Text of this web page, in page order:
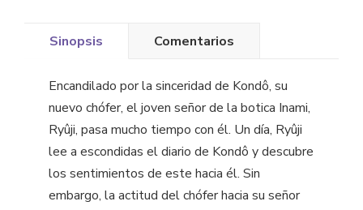
Sinopsis Comentarios
Encandilado por la sinceridad de Kondô, su
nuevo chófer, el joven señor de la botica Inami,
Ryûji, pasa mucho tiempo con él. Un día, Ryûji
lee a escondidas el diario de Kondô y descubre
los sentimientos de este hacia él. Sin
embargo, la actitud del chófer hacia su señor